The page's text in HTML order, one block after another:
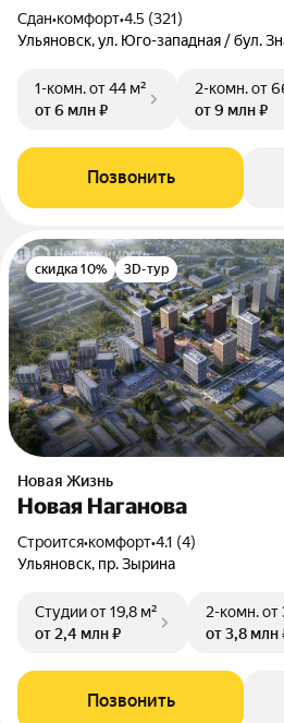
Сдан•комфорт•4.5 (321)
Ульяновск, ул. Юго-западная / бул.
1-комн.от 44 м²
от 6 млн ₽
2-комн.от
от 9 млн ₽
Позвонить
скидка 10% 3D-тур
Новая Жизнь
Новая Наганова
Строится•комфорт•4.1 (4)
Ульяновск, пр. Зырина
Студииот 19,8 м²
от 2,4 млн ₽
2-комн.от
от 3,8 млн
Позвонить